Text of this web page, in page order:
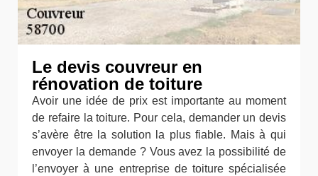
Le devis couvreur en
rénovation de toiture
Avoir une idée de prix est importante au moment
de refaire la toiture. Pour cela, demander un devis
s’avère être la solution la plus fiable. Mais à qui
envoyer la demande ? Vous avez la possibilité de
l’envoyer à une entreprise de toiture spécialisée